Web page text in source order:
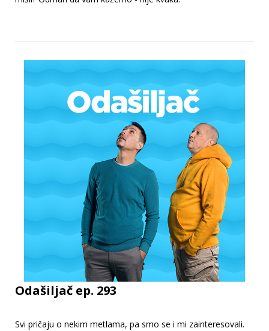
Odašiljač ep. 293
Svi pričaju o nekim metlama, pa smo se i mi zainteresovali.